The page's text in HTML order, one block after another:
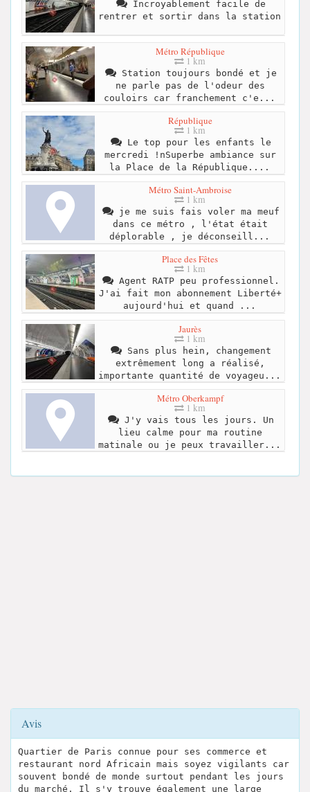
Incroyablement facile de
rentrer et sortir dans la station
Métro République
1 km
Station toujours bondé et je
ne parle pas de l'odeur des
couloirs car franchement c'e...
République
1 km
Le top pour les enfants le
mercredi !nSuperbe ambiance sur
la Place de la République....
Métro Saint-Ambroise
1 km
je me suis fais voler ma meuf
dans ce métro , l'état était
déplorable , je déconseill...
Place des Fêtes
1 km
Agent RATP peu professionnel.
J'ai fait mon abonnement Liberté+
aujourd'hui et quand ...
Jaurès
1 km
Sans plus hein, changement
extrêmement long a réalisé,
importante quantité de voyageu...
Métro Oberkampf
1 km
J'y vais tous les jours. Un
lieu calme pour ma routine
matinale ou je peux travailler...
Avis
Quartier de Paris connue pour ses commerce et
restaurant nord Africain mais soyez vigilants car
souvent bondé de monde surtout pendant les jours
du marché. Il s'y trouve également une large